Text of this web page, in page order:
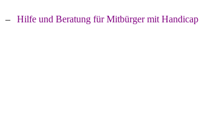
– Hilfe und Beratung für Mitbürger mit Handicap